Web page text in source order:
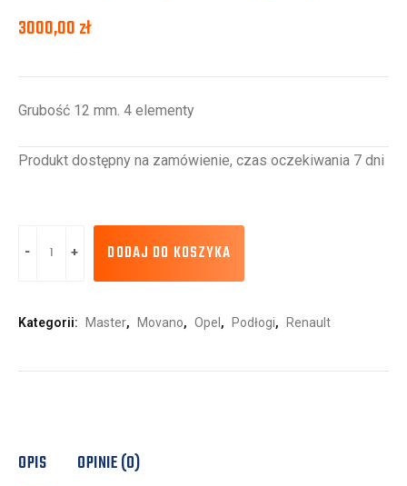
3000,00zł
Grubość 12 mm. 4 elementy
Produkt dostępny na zamówienie, czas oczekiwania 7 dni
DODAJ DO KOSZYKA
Kategorii: Master, Movano, Opel , Podłogi, Renault
OPIS OPINIE (0)